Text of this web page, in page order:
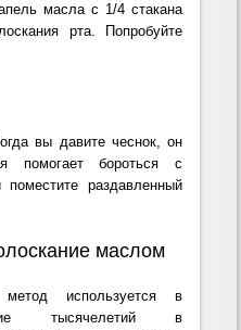
масла с 1/4 стакана
рта. Попробуйте
вы давите чеснок, он
помогает бороться с
раздавленный
маслом
используется в
тысячелетий в